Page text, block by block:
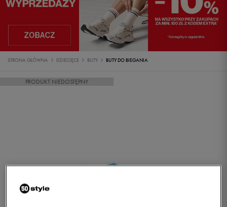
STRONA GŁÓWNA DZIECIĘCE BUTY BUTY DO BIEGANIA
PRODUKT NIEDOSTĘPNY